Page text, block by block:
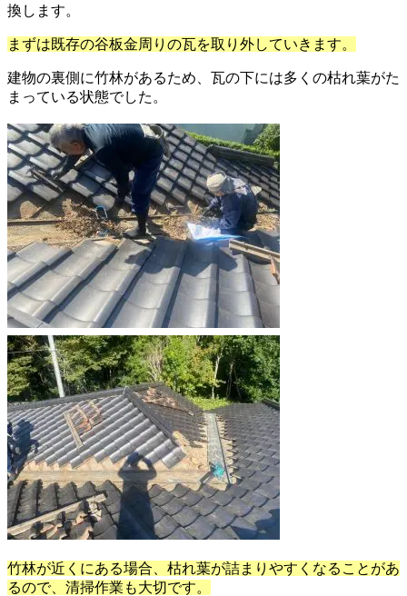
換します。
まずは既存の谷板金周りの瓦を取り外していきます。
建物の裏側に竹林があるため、瓦の下には多くの枯れ葉がた
まっている状態でした。
竹林が近くにある場合、枯れ葉が詰まりやすくなることがあ
るので、清掃作業も大切です。